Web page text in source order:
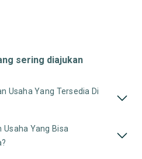
sering diajukan
Usaha Yang Tersedia Di
Usaha Yang Bisa